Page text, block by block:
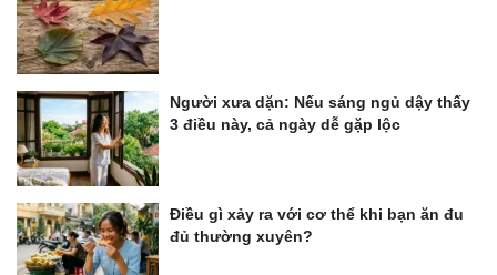
Người xưa dặn: Nếu sáng ngủ dậy thấy
3 điều này, cả ngày dễ gặp lộc
Điều gì xảy ra với cơ thể khi bạn ăn đu
đủ thường xuyên?